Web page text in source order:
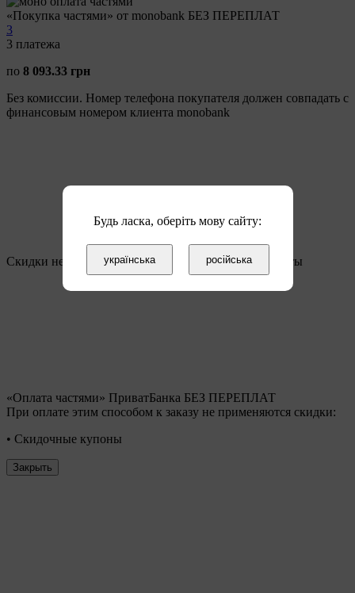
«Покупка частями» от monobank БЕЗ ПЕРЕПЛАТ
3
3 платежа
по 8 093.33 грн
Без комиссии. Номер телефона покупателя должен совпадать с
финансовым номером клиента monobank
Скидки не применяются при текущем способе оплаты
«Оплата частями» ПриватБанка БЕЗ ПЕРЕПЛАТ
При оплате этим способом к заказу не применяются скидки:
• Скидочные купоны
Закрыть
Будь ласка, оберіть мову сайту:
українська російська